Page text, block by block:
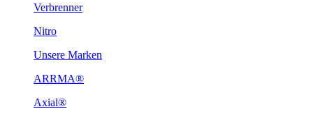
Verbrenner
Nitro
Unsere Marken
ARRMA®
Axial®